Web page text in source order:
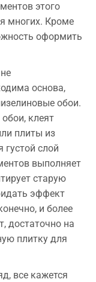
этого
многих. Кроме
оформить
основа,
обои.
клеят
плиты из
густой слой
выполняет
старую
эффект
и более
достаточно на
плитку для
все кажется